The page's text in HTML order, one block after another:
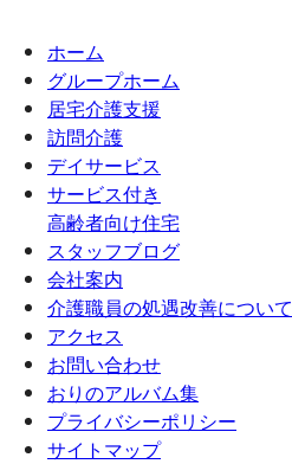
ホーム
グループホーム
居宅介護支援
訪問介護
デイサービス
サービス付き
高齢者向け住宅
スタッフブログ
会社案内
介護職員の処遇改善について
アクセス
お問い合わせ
おりのアルバム集
プライバシーポリシー
サイトマップ